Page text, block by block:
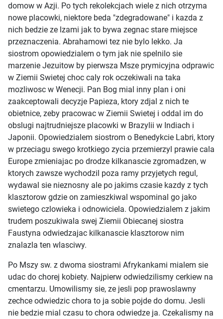
domow w Azji. Po tych rekolekcjach wiele z nich otrzyma
nowe placowki, niektore beda "zdegradowane" i kazda z
nich bedzie ze lzami jak to bywa zegnac stare miejsce
przeznaczenia. Abrahamowi tez nie bylo lekko. Ja
siostrom opowiedzialem o tym jak nie spelnilo sie
marzenie Jezuitow by pierwsza Msze prymicyjna odprawic
w Ziemii Swietej choc caly rok oczekiwali na taka
mozliwosc w Wenecji. Pan Bog mial inny plan i oni
zaakceptowali decyzje Papieza, ktory zdjal z nich te
obietnice, zeby pracowac w Ziemii Swietej i oddal im do
obslugi najtrudniejsze placowki w Brazylii w Indiach i
Japonii. Opowiedzialem siostrom o Benedykcie Labri, ktory
w przeciagu swego krotkiego zycia przemierzyl prawie cala
Europe zmieniajac po drodze kilkanascie zgromadzen, w
ktorych zawsze wychodzil poza ramy przyjetych regul,
wydawal sie nieznosny ale po jakims czasie kazdy z tych
klasztorow gdzie on zamieszkiwal wspominal go jako
swietego czlowieka i odnowiciela. Opowiedzialem z jakim
trudem poszukiwala swej Ziemii Obiecanej siostra
Faustyna odwiedzajac kilkanascie klasztorow nim
znalazla ten wlasciwy.
Po Mszy sw. z dwoma siostrami Afrykankami mialem sie
udac do chorej kobiety. Najpierw odwiedzilismy cerkiew na
cmentarzu. Umowilismy sie, ze jesli pop prawoslawny
zechce odwiedzic chora to ja sobie pojde do domu. Jesli
nie bedzie mial czasu to chora odwiedze ja. Czekalismy na